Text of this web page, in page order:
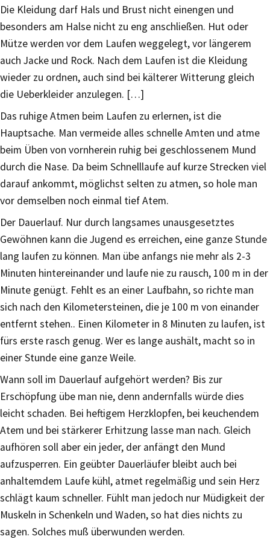
Die Kleidung darf Hals und Brust nicht einengen und
besonders am Halse nicht zu eng anschließen. Hut oder
Mütze werden vor dem Laufen weggelegt, vor längerem
auch Jacke und Rock. Nach dem Laufen ist die Kleidung
wieder zu ordnen, auch sind bei kälterer Witterung gleich
die Ueberkleider anzulegen. […]
Das ruhige Atmen beim Laufen zu erlernen, ist die
Hauptsache. Man vermeide alles schnelle Amten und atme
beim Üben von vornherein ruhig bei geschlossenem Mund
durch die Nase. Da beim Schnelllaufe auf kurze Strecken viel
darauf ankommt, möglichst selten zu atmen, so hole man
vor demselben noch einmal tief Atem.
Der Dauerlauf. Nur durch langsames unausgesetztes
Gewöhnen kann die Jugend es erreichen, eine ganze Stunde
lang laufen zu können. Man übe anfangs nie mehr als 2-3
Minuten hintereinander und laufe nie zu rausch, 100 m in der
Minute genügt. Fehlt es an einer Laufbahn, so richte man
sich nach den Kilometersteinen, die je 100 m von einander
entfernt stehen.. Einen Kilometer in 8 Minuten zu laufen, ist
fürs erste rasch genug. Wer es lange aushält, macht so in
einer Stunde eine ganze Weile.
Wann soll im Dauerlauf aufgehört werden? Bis zur
Erschöpfung übe man nie, denn andernfalls würde dies
leicht schaden. Bei heftigem Herzklopfen, bei keuchendem
Atem und bei stärkerer Erhitzung lasse man nach. Gleich
aufhören soll aber ein jeder, der anfängt den Mund
aufzusperren. Ein geübter Dauerläufer bleibt auch bei
anhaltemdem Laufe kühl, atmet regelmäßig und sein Herz
schlägt kaum schneller. Fühlt man jedoch nur Müdigkeit der
Muskeln in Schenkeln und Waden, so hat dies nichts zu
sagen. Solches muß überwunden werden.